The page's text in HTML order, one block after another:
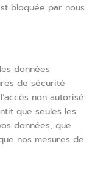
bloquée par nous.
données
de sécurité
non autorisé
que seules les
données, que
nos mesures de